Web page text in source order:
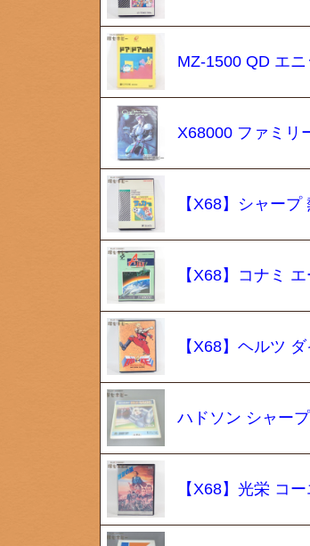
MZ-1500 QD エ
X68000 ファミリ
【X68】シャー
【X68】コナミ
【X68】ヘルツ
ハドソン シャー
【X68】光栄 コ